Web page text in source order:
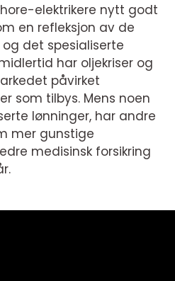
elektrikere nytt godt
en refleksjon av de
det spesialiserte
har oljekriser og
påvirket
som tilbys. Mens noen
lønninger, har andre
mer gunstige
medisinsk forsikring